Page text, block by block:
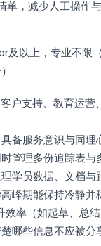
单，减少人工操作
及以上，专业不限
户支持、教育运营
备服务意识与同理
管理多份追踪表与
学员数据、文档与
峰期能保持冷静并
效率（如起草、总
哪些信息不应被分